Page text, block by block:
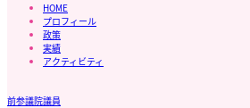
HOME
プロフィール
政策
実績
アクティビティ
前参議院議員